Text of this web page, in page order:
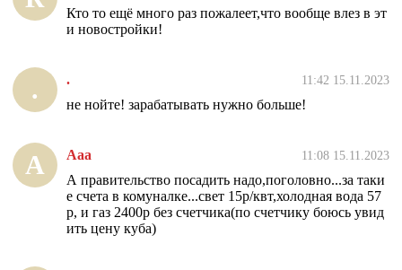
Кто то ещё много раз пожалеет,что вообще влез в эт
и новостройки!
. . 11:42 15.11.2023
не нойте! зарабатывать нужно больше!
А Ааа 11:08 15.11.2023
А правительство посадить надо,поголовно...за таки
е счета в комуналке...свет 15р/квт,холодная вода 57
р, и газ 2400р без счетчика(по счетчику боюсь увид
ить цену куба)